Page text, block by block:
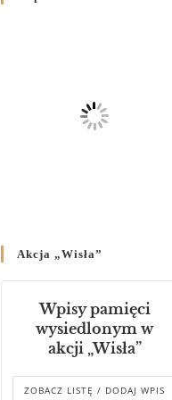
Родин
Справ Молоді та встановленя
складу Катихитичної Комісії
днях 2-12 липня 2024 р.”
Декрет єпископів
Перемисько-Варшавської
Митрополії стосовно
звершування Божественної
літургії
Akcja „Wisła”
Wpisy pamięci
wysiedlonym w
akcji „Wisła”
ZOBACZ LISTĘ / DODAJ WPIS